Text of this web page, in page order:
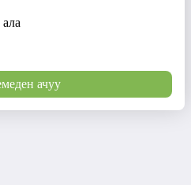
ачуу